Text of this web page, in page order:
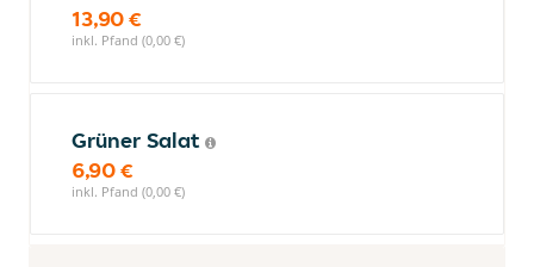
13,90 €
inkl. Pfand (0,00 €)
Grüner Salat
6,90 €
inkl. Pfand (0,00 €)